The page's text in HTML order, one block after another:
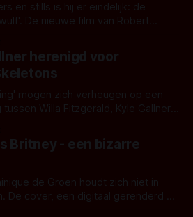
en stills is hij er eindelijk: de
De nieuwe film van Robert
Het topic deze keer is (kon
weerwolf. Kijk je mee?
herenigd voor
mogen zich verheugen op een
Willa Fitzgerald, Kyle Gallner
creature feature waarvoor de
Australië.
Britney - een bizarre
de Groen houdt zich niet in
De cover, een digitaal gerenderd en